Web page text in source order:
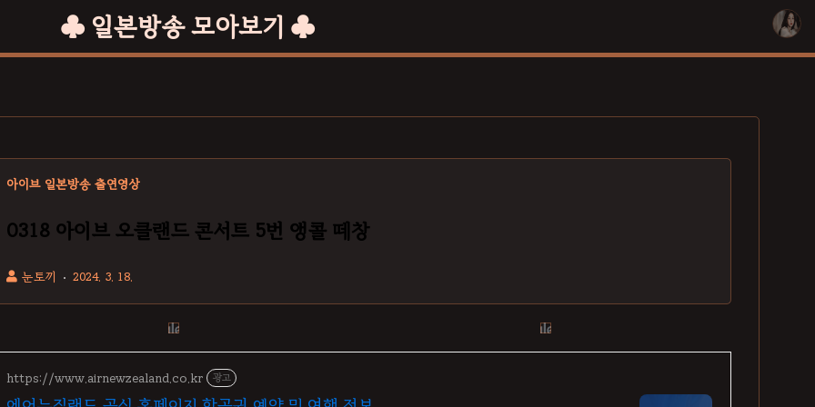
♣ 일본방송 모아보기 ♣
아이브 일본방송 출연영상
0318 아이브 오클랜드 콘서트 5번 앵콜 떼창
눈토끼 2024. 3. 18.
https://www.airnewzealand.co.kr 광고